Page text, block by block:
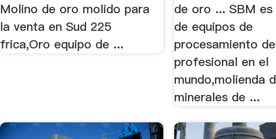
Molino de oro molido para
la venta en Sud 225
frica,Oro equipo de ...
de oro ... SBM
de equipos de
procesamiento
profesional en el
mundo,molienda
minerales de ...